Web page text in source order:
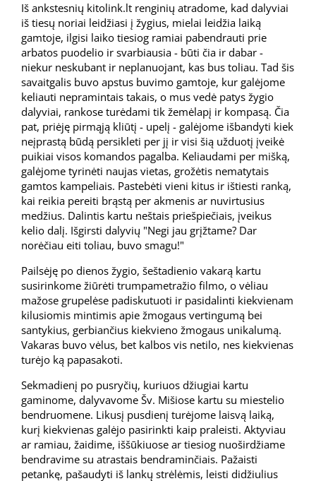
Iš ankstesnių kitolink.lt renginių atradome, kad dalyviai
iš tiesų noriai leidžiasi į žygius, mielai leidžia laiką
gamtoje, ilgisi laiko tiesiog ramiai pabendrauti prie
arbatos puodelio ir svarbiausia - būti čia ir dabar -
niekur neskubant ir neplanuojant, kas bus toliau. Tad šis
savaitgalis buvo apstus buvimo gamtoje, kur galėjome
keliauti nepramintais takais, o mus vedė patys žygio
dalyviai, rankose turėdami tik žemėlapį ir kompasą. Čia
pat, priėję pirmąją kliūtį - upelį - galėjome išbandyti kiek
neįprastą būdą persikleti per jį ir visi šią užduotį įveikė
puikiai visos komandos pagalba. Keliaudami per mišką,
galėjome tyrinėti naujas vietas, grožėtis nematytais
gamtos kampeliais. Pastebėti vieni kitus ir ištiesti ranką,
kai reikia pereiti brąstą per akmenis ar nuvirtusius
medžius. Dalintis kartu neštais priešpiečiais, įveikus
kelio dalį. Išgirsti dalyvių "Negi jau grįžtame? Dar
norėčiau eiti toliau, buvo smagu!"
Pailsėję po dienos žygio, šeštadienio vakarą kartu
susirinkome žiūrėti trumpametražio filmo, o vėliau
mažose grupelėse padiskutuoti ir pasidalinti kiekvienam
kilusiomis mintimis apie žmogaus vertingumą bei
santykius, gerbiančius kiekvieno žmogaus unikalumą.
Vakaras buvo vėlus, bet kalbos vis netilo, nes kiekvienas
turėjo ką papasakoti.
Sekmadienį po pusryčių, kuriuos džiugiai kartu
gaminome, dalyvavome Šv. Mišiose kartu su miestelio
bendruomene. Likusį pusdienį turėjome laisvą laiką,
kurį kiekvienas galėjo pasirinkti kaip praleisti. Aktyviau
ar ramiau, žaidime, iššūkiuose ar tiesiog nuoširdžiame
bendravime su atrastais bendraminčiais. Pažaisti
petankę, pašaudyti iš lankų strėlėmis, leisti didžiulius